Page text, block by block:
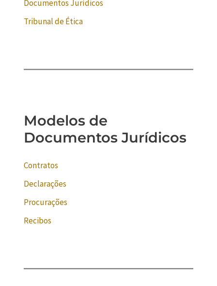
Documentos Jurídicos
Tribunal de Ética
Modelos de
Documentos Jurídicos
Contratos
Declarações
Procurações
Recibos